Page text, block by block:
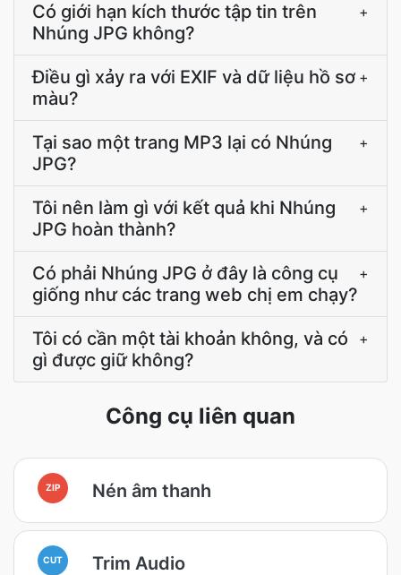
Có giới hạn kích thước tập tin trên
Nhúng JPG không?
+
Điều gì xảy ra với EXIF và dữ liệu hồ sơ
màu?
+
Tại sao một trang MP3 lại có Nhúng
JPG?
+
Tôi nên làm gì với kết quả khi Nhúng
JPG hoàn thành?
+
Có phải Nhúng JPG ở đây là công cụ
giống như các trang web chị em chạy?
+
Tôi có cần một tài khoản không, và có
gì được giữ không?
+
Công cụ liên quan
ZIP Nén âm thanh
CUT Trim Audio